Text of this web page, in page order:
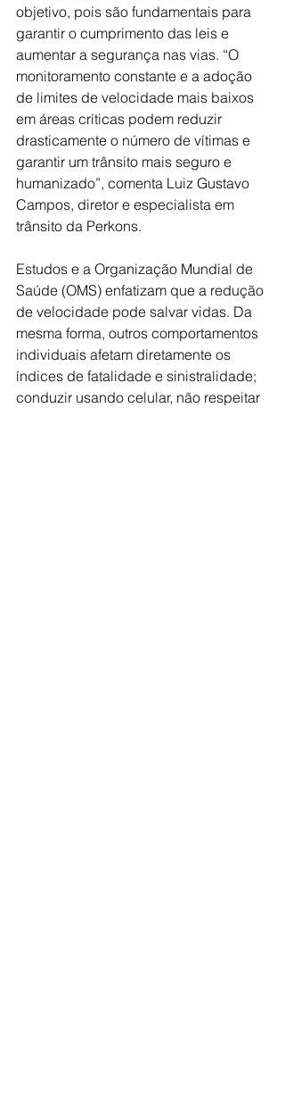
objetivo, pois são fundamentais para
garantir o cumprimento das leis e
aumentar a segurança nas vias. “O
monitoramento constante e a adoção
de limites de velocidade mais baixos
em áreas críticas podem reduzir
drasticamente o número de vítimas e
garantir um trânsito mais seguro e
humanizado”, comenta Luiz Gustavo
Campos, diretor e especialista em
trânsito da Perkons.
Estudos e a Organização Mundial de
Saúde (OMS) enfatizam que a redução
de velocidade pode salvar vidas. Da
mesma forma, outros comportamentos
individuais afetam diretamente os
índices de fatalidade e sinistralidade;
conduzir usando celular, não respeitar